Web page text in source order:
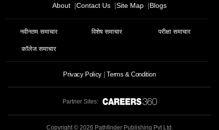
About Contact Us Site Map Blogs
नवीनतम समाचार विशेष समाचार परीक्षा समाचार
कॉलेज समाचार
Privacy Policy Terms & Condition
Partner Sites:
Copyright © 2026 Pathfinder Publishing Pvt Ltd.